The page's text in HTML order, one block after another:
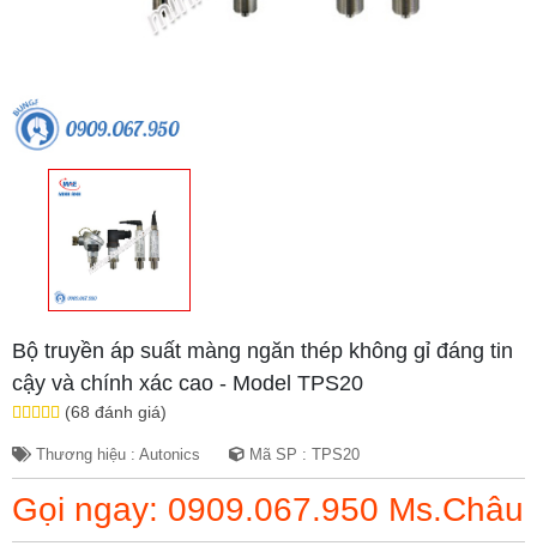
Bộ truyền áp suất màng ngăn thép không gỉ đáng tin
cậy và chính xác cao - Model TPS20
(68 đánh giá)
Thương hiệu : Autonics Mã SP : TPS20
Gọi ngay: 0909.067.950 Ms.Châu